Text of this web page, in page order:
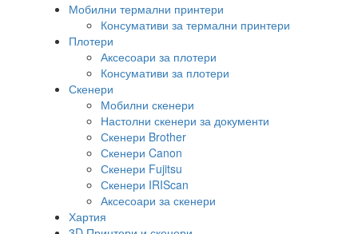
Мобилни термални принтери
Консумативи за термални принтери
Плотери
Аксесоари за плотери
Консумативи за плотери
Скенери
Мобилни скенери
Настолни скенери за документи
Скенери Brother
Скенери Canon
Скенери Fujitsu
Скенери IRIScan
Аксесоари за скенери
Хартия